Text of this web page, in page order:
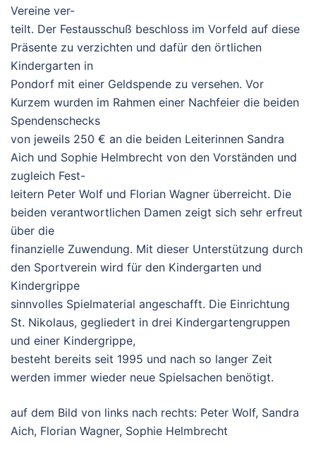
Vereine ver-
teilt. Der Festausschuß beschloss im Vorfeld auf diese
Präsente zu verzichten und dafür den örtlichen
Kindergarten in
Pondorf mit einer Geldspende zu versehen. Vor
Kurzem wurden im Rahmen einer Nachfeier die beiden
Spendenschecks
von jeweils 250 € an die beiden Leiterinnen Sandra
Aich und Sophie Helmbrecht von den Vorständen und
zugleich Fest-
leitern Peter Wolf und Florian Wagner überreicht. Die
beiden verantwortlichen Damen zeigt sich sehr erfreut
über die
finanzielle Zuwendung. Mit dieser Unterstützung durch
den Sportverein wird für den Kindergarten und
Kindergrippe
sinnvolles Spielmaterial angeschafft. Die Einrichtung
St. Nikolaus, gegliedert in drei Kindergartengruppen
und einer Kindergrippe,
besteht bereits seit 1995 und nach so langer Zeit
werden immer wieder neue Spielsachen benötigt.
auf dem Bild von links nach rechts: Peter Wolf, Sandra
Aich, Florian Wagner, Sophie Helmbrecht